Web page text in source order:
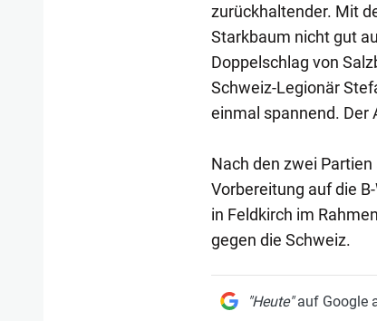
zurückhaltender. Mit
Starkbaum nicht gut
Doppelschlag von
Schweiz-Legionär
einmal spannend. Der
Nach den zwei
Vorbereitung auf die
in Feldkirch im
gegen die Schweiz.
"Heute"auf Google